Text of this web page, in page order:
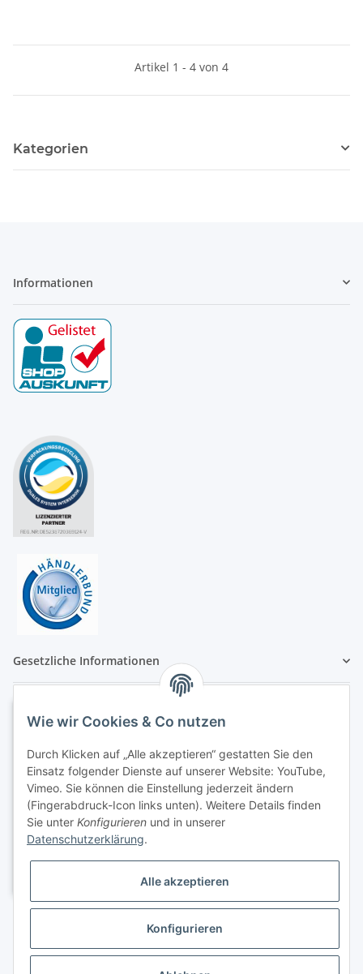
Artikel 1 - 4 von 4
Kategorien
Informationen
Gesetzliche Informationen
Wie wir Cookies & Co nutzen
Durch Klicken auf „Alle akzeptieren“ gestatten Sie den
Einsatz folgender Dienste auf unserer Website: YouTube,
Vimeo. Sie können die Einstellung jederzeit ändern
(Fingerabdruck-Icon links unten). Weitere Details finden
Sie unter Konfigurieren und in unserer
Datenschutzerklärung.
Alle akzeptieren
Konfigurieren